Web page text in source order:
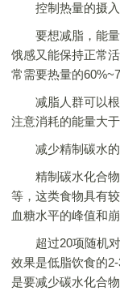
控制热量的摄入
要想减脂，能量
饿感又能保持正常
常需要热量的
减脂人群可以根
注意消耗的能量大于
减少精制碳水的
精制碳水化合物
等，这类食物具有
血糖水平的峰值和
超过20项随机对
效果是低脂饮食的
是要减少碳水化合